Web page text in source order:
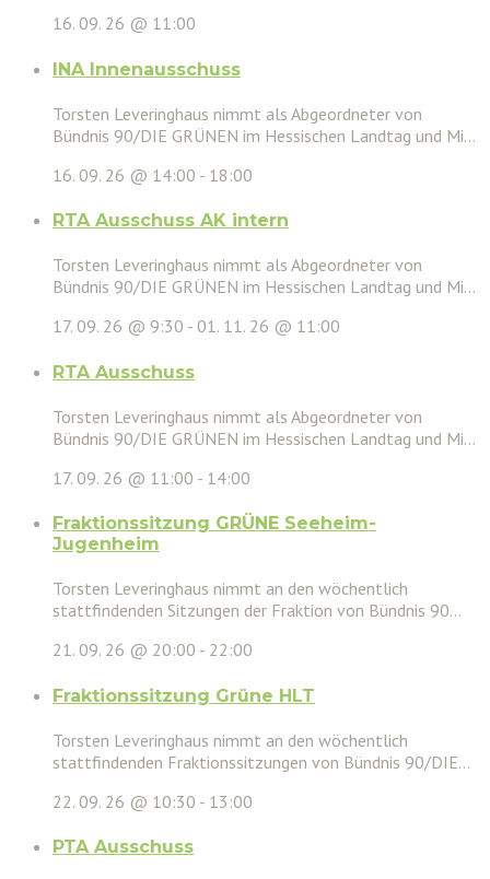
16. 09. 26 @ 11:00
INA Innenausschuss
Torsten Leveringhaus nimmt als Abgeordneter von
Bündnis 90/DIE GRÜNEN im Hessischen Landtag und Mi...
16. 09. 26 @ 14:00 - 18:00
RTA Ausschuss AK intern
Torsten Leveringhaus nimmt als Abgeordneter von
Bündnis 90/DIE GRÜNEN im Hessischen Landtag und Mi...
17. 09. 26 @ 9:30 - 01. 11. 26 @ 11:00
RTA Ausschuss
Torsten Leveringhaus nimmt als Abgeordneter von
Bündnis 90/DIE GRÜNEN im Hessischen Landtag und Mi...
17. 09. 26 @ 11:00 - 14:00
Fraktionssitzung GRÜNE Seeheim-
Jugenheim
Torsten Leveringhaus nimmt an den wöchentlich
stattfindenden Sitzungen der Fraktion von Bündnis 90...
21. 09. 26 @ 20:00 - 22:00
Fraktionssitzung Grüne HLT
Torsten Leveringhaus nimmt an den wöchentlich
stattfindenden Fraktionssitzungen von Bündnis 90/DIE...
22. 09. 26 @ 10:30 - 13:00
PTA Ausschuss